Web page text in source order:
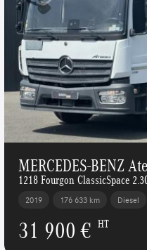
MERCEDES-BENZ
1218 Fourgon ClassicSpace
2019 176 633 km Diesel
31 900 € HT